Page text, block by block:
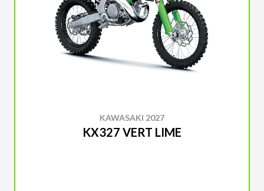
KAWASAKI 2027
KX327 VERT LIME